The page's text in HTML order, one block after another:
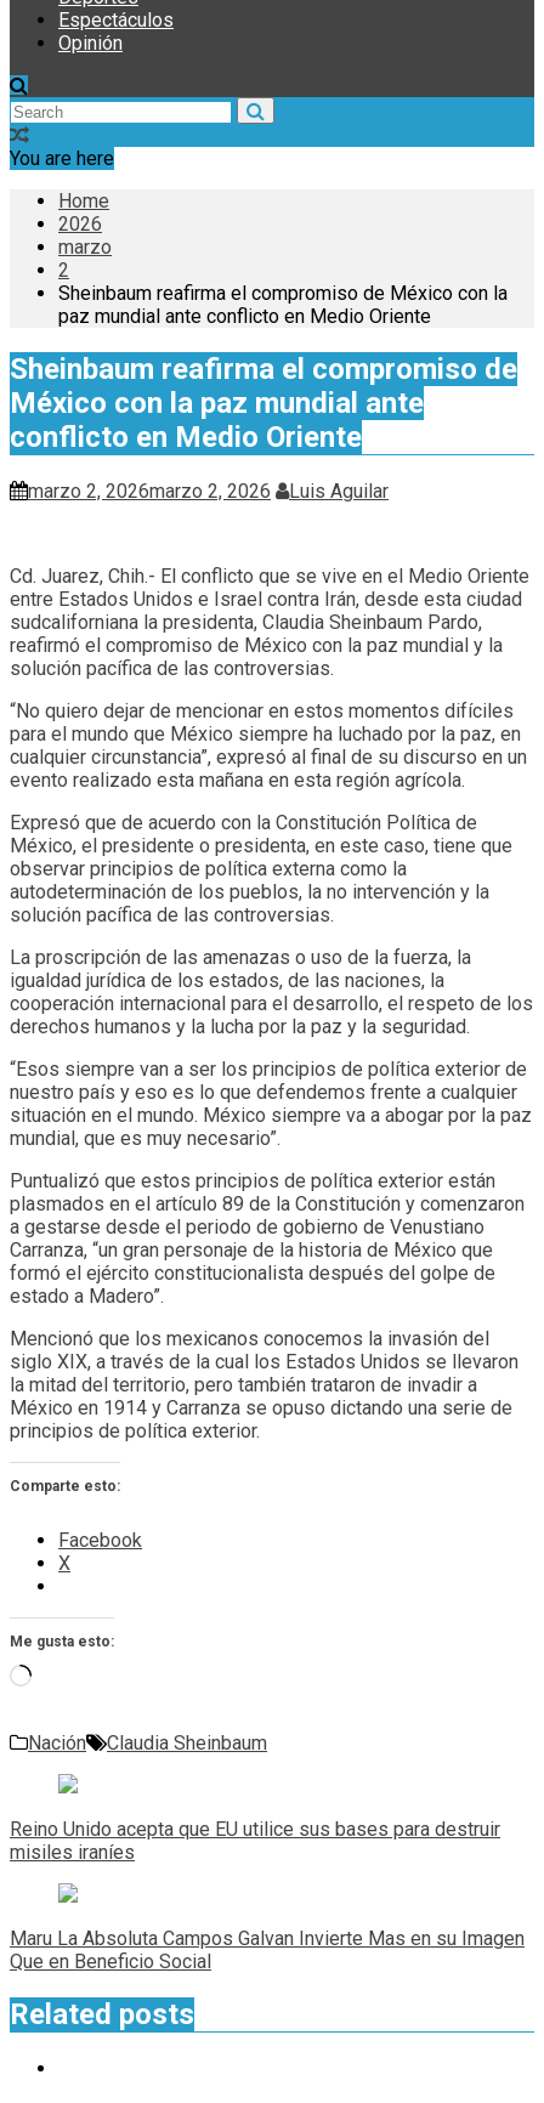
Espectáculos
Opinión
You are here
Home
2026
marzo
2
Sheinbaum reafirma el compromiso de México con la
paz mundial ante conflicto en Medio Oriente
Sheinbaum reafirma el compromiso de
México con la paz mundial ante
conflicto en Medio Oriente
marzo 2, 2026marzo 2, 2026 Luis Aguilar
Cd. Juarez, Chih.- El conflicto que se vive en el Medio Oriente
entre Estados Unidos e Israel contra Irán, desde esta ciudad
sudcaliforniana la presidenta, Claudia Sheinbaum Pardo,
reafirmó el compromiso de México con la paz mundial y la
solución pacífica de las controversias.
“No quiero dejar de mencionar en estos momentos difíciles
para el mundo que México siempre ha luchado por la paz, en
cualquier circunstancia”, expresó al final de su discurso en un
evento realizado esta mañana en esta región agrícola.
Expresó que de acuerdo con la Constitución Política de
México, el presidente o presidenta, en este caso, tiene que
observar principios de política externa como la
autodeterminación de los pueblos, la no intervención y la
solución pacífica de las controversias.
La proscripción de las amenazas o uso de la fuerza, la
igualdad jurídica de los estados, de las naciones, la
cooperación internacional para el desarrollo, el respeto de los
derechos humanos y la lucha por la paz y la seguridad.
“Esos siempre van a ser los principios de política exterior de
nuestro país y eso es lo que defendemos frente a cualquier
situación en el mundo. México siempre va a abogar por la paz
mundial, que es muy necesario”.
Puntualizó que estos principios de política exterior están
plasmados en el artículo 89 de la Constitución y comenzaron
a gestarse desde el periodo de gobierno de Venustiano
Carranza, “un gran personaje de la historia de México que
formó el ejército constitucionalista después del golpe de
estado a Madero”.
Mencionó que los mexicanos conocemos la invasión del
siglo XIX, a través de la cual los Estados Unidos se llevaron
la mitad del territorio, pero también trataron de invadir a
México en 1914 y Carranza se opuso dictando una serie de
principios de política exterior.
Comparte esto:
Facebook
X
Me gusta esto:
Cargando...
Nación Claudia Sheinbaum
Navegación
de
entradas
Reino Unido acepta que EU utilice sus bases para destruir
misiles iraníes
Maru La Absoluta Campos Galvan Invierte Mas en su Imagen
Que en Beneficio Social
Related posts